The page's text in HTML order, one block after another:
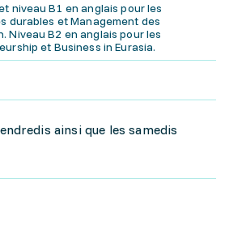
niveau B1 en anglais pour les
durables et Management des
Niveau B2 en anglais pour les
et Business in Eurasia.
ainsi que les samedis